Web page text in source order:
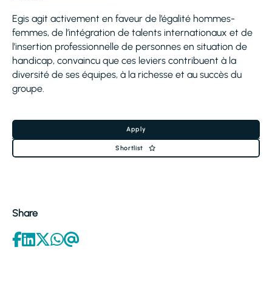
Egis agit activement en faveur de l’égalité hommes-
femmes, de l’intégration de talents internationaux et de
l’insertion professionnelle de personnes en situation de
handicap, convaincu que ces leviers contribuent à la
diversité de ses équipes, à la richesse et au succès du
groupe.
Apply
Shortlist
Share